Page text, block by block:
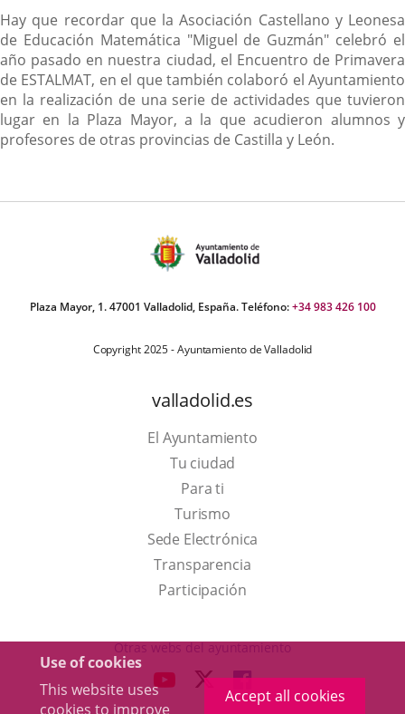
Use of cookies
This website uses
cookies to improve
Accept all cookies
Hay que recordar que la Asociación Castellano y Leonesa
de Educación Matemática "Miguel de Guzmán" celebró el
año pasado en nuestra ciudad, el Encuentro de Primavera
de ESTALMAT, en el que también colaboró el Ayuntamiento
en la realización de una serie de actividades que tuvieron
lugar en la Plaza Mayor, a la que acudieron alumnos y
profesores de otras provincias de Castilla y León.
Plaza Mayor, 1. 47001 Valladolid, España. Teléfono:+34 983 426 100
Copyright 2025 - Ayuntamiento de Valladolid
valladolid.es
El Ayuntamiento
Tu ciudad
Para ti
TurismoThis
link
will
open
a
up
Sede Electrónica
Transparencia
Participación
Otras webs del ayuntamiento
LINK LINK
TO
LINK
TO